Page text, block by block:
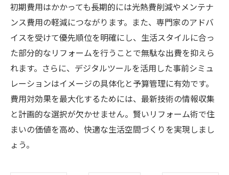
初期費用はかかっても長期的には光熱費削減やメンテナ
ンス費用の軽減につながります。また、専門家のアドバ
イスを受けて優先順位を明確にし、生活スタイルに合っ
た部分的なリフォームを行うことで無駄な出費を抑えら
れます。さらに、デジタルツールを活用した事前シミュ
レーションはイメージの具体化と予算管理に有効です。
費用対効果を最大化するためには、最新技術の情報収集
と計画的な選択が欠かせません。賢いリフォーム術で住
まいの価値を高め、快適な生活空間づくりを実現しまし
ょう。